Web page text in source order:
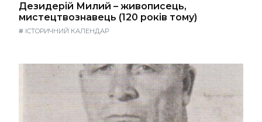
Дезидерій Милий – живописець,
мистецтвознавець (120 років тому)
# ІСТОРИЧНИЙ КАЛЕНДАР